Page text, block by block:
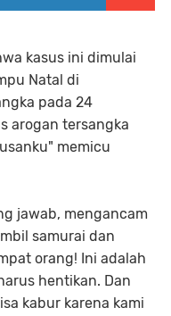
kasus ini dimulai
Natal di
pada 24
arogan tersangka
memicu
jawab, mengancam
samurai dan
orang! Ini adalah
hentikan. Dan
kabur karena kami